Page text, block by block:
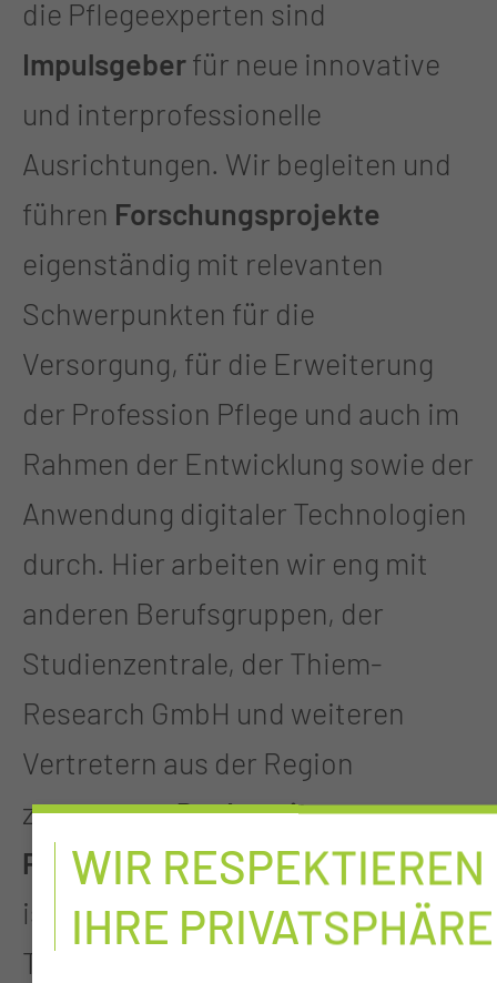
die Pflegeexperten sind
Impulsgeberfür neue innovative
und interprofessionelle
Ausrichtungen. Wir begleiten und
führen Forschungsprojekte
eigenständig mit relevanten
Schwerpunkten für die
Versorgung, für die Erweiterung
der Profession Pflege und auch im
Rahmen der Entwicklung sowie der
Anwendung digitaler Technologien
durch. Hier arbeiten wir eng mit
anderen Berufsgruppen, der
Studienzentrale, der Thiem-
Research GmbH und weiteren
Vertretern aus der Region
zusammen. DerLausitzer
Pflegekongress in Cottbus
istdafür ein wesentlicher
Treffpunkt im Jahr.
WIR RESPEKTIEREN
IHRE PRIVATSPHÄRE